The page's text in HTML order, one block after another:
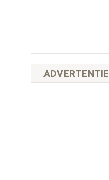
ADVERTENTIE